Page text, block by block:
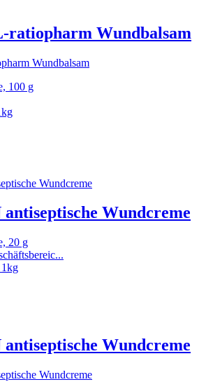
ratiopharm Wundbalsam
100 g
Wundcreme
20 g
Wundcreme